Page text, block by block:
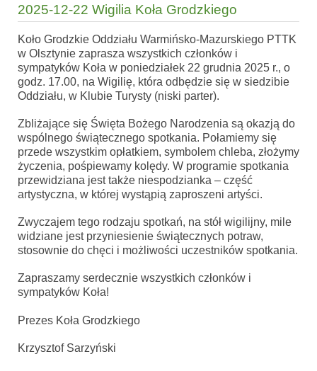
2025-12-22 Wigilia Koła Grodzkiego
Koło Grodzkie Oddziału Warmińsko-Mazurskiego PTTK
w Olsztynie zaprasza wszystkich członków i
sympatyków Koła w poniedziałek 22 grudnia 2025 r., o
godz. 17.00, na Wigilię, która odbędzie się w siedzibie
Oddziału, w Klubie Turysty (niski parter).
Zbliżające się Święta Bożego Narodzenia są okazją do
wspólnego świątecznego spotkania. Połamiemy się
przede wszystkim opłatkiem, symbolem chleba, złożymy
życzenia, pośpiewamy kolędy. W programie spotkania
przewidziana jest także niespodzianka – część
artystyczna, w której wystąpią zaproszeni artyści.
Zwyczajem tego rodzaju spotkań, na stół wigilijny, mile
widziane jest przyniesienie świątecznych potraw,
stosownie do chęci i możliwości uczestników spotkania.
Zapraszamy serdecznie wszystkich członków i
sympatyków Koła!
Prezes Koła Grodzkiego
Krzysztof Sarzyński